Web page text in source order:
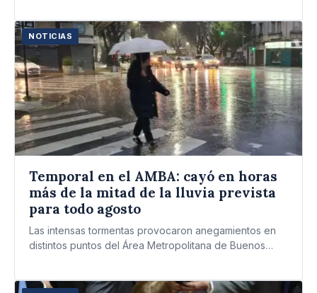
NOTICIAS
Temporal en el AMBA: cayó en horas
más de la mitad de la lluvia prevista
para todo agosto
Las intensas tormentas provocaron anegamientos en
distintos puntos del Área Metropolitana de Buenos